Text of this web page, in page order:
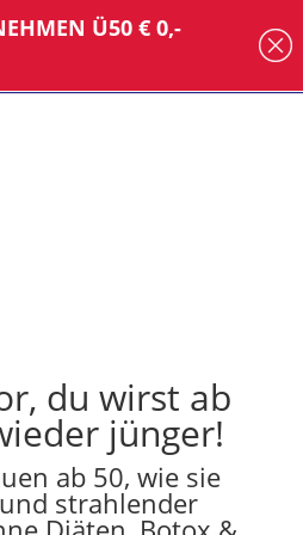
Ü50 € 0,-
du wirst ab
jünger!
ab 50, wie sie
strahlender